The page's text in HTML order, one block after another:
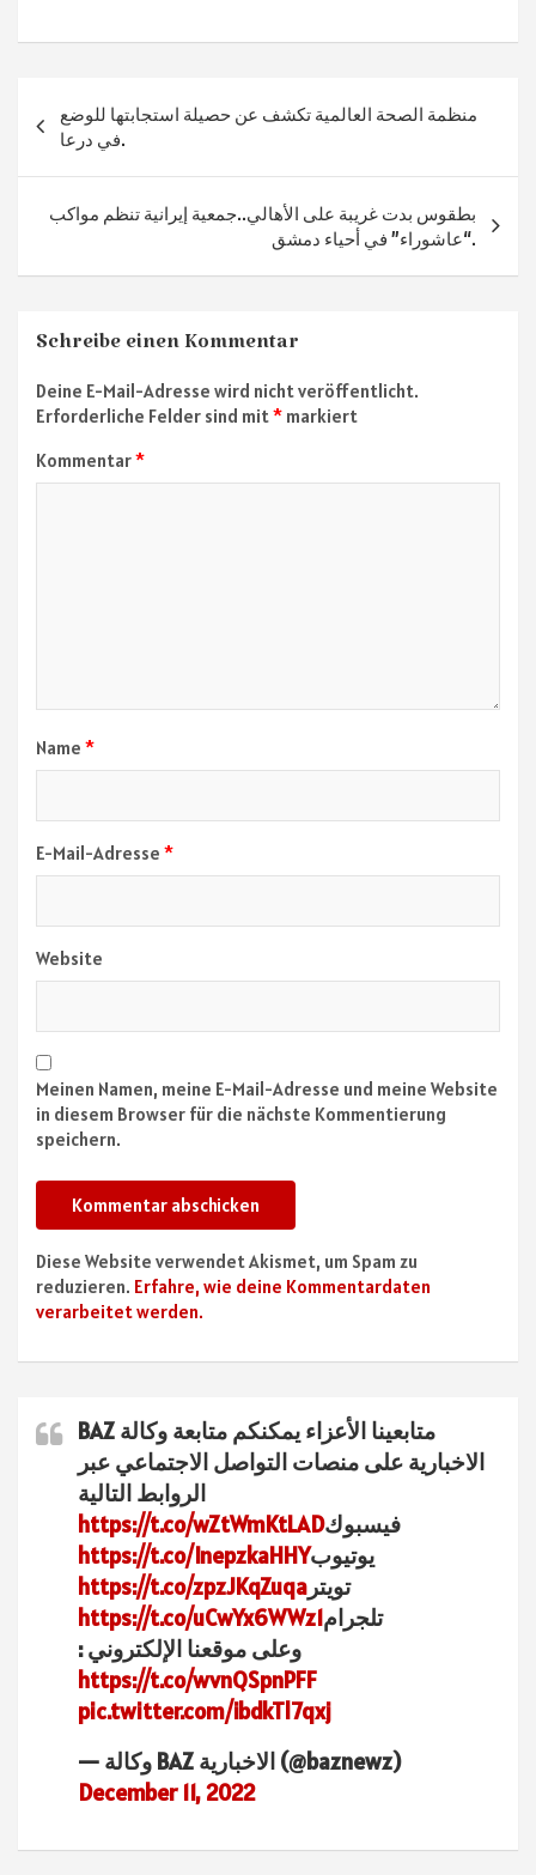
b
o
ok
gr
a
m
tt
er
at
p
p
n
منظمة الصحة العالمية تكشف عن حصيلة استجابتها للوضع
في درعا.
بطقوس بدت غريبة على الأهالي..جمعية إيرانية تنظم مواكب
“عاشوراء” في أحياء دمشق.
Schreibe einen Kommentar
Deine E-Mail-Adresse wird nicht veröffentlicht.
Erforderliche Felder sind mit* markiert
Kommentar*
Name *
E-Mail-Adresse *
Website
Meinen Namen, meine E-Mail-Adresse und meine Website
in diesem Browser für die nächste Kommentierung
speichern.
Diese Website verwendet Akismet, um Spam zu
reduzieren. Erfahre, wie deine Kommentardaten
verarbeitet werden.
متابعينا الأعزاء يمكنكم متابعة وكالة BAZ
الاخبارية على منصات التواصل الاجتماعي عبر
الروابط التالية
فيسبوكhttps://t.co/wZtWmKtLAD
يوتيوبhttps://t.co/InepzkaHHY
تويتر https://t.co/zpzJKqZuqa
تلجرامhttps://t.co/uCwYx6WWz1
وعلى موقعنا الإلكتروني :
https://t.co/wvnQSpnPFF
pic.twitter.com/ibdkTl7qxj
— وكالة BAZ الاخبارية (@baznewz)
December 11, 2022